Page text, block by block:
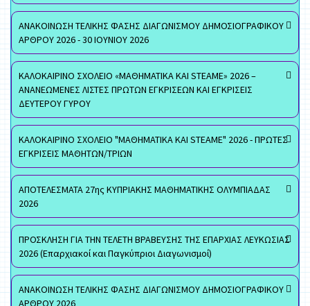
ΑΝΑΚΟΙΝΩΣΗ ΤΕΛΙΚΗΣ ΦΑΣΗΣ ΔΙΑΓΩΝΙΣΜΟΥ ΔΗΜΟΣΙΟΓΡΑΦΙΚΟΥ
ΑΡΘΡΟΥ 2026 - 30 ΙΟΥΝΙΟΥ 2026
ΚΑΛΟΚΑΙΡΙΝΟ ΣΧΟΛΕΙΟ «ΜΑΘΗΜΑΤΙΚΑ ΚΑΙ STEAME» 2026 –
ΑΝΑΝΕΩΜΕΝΕΣ ΛΙΣΤΕΣ ΠΡΩΤΩΝ ΕΓΚΡΙΣΕΩΝ ΚΑΙ ΕΓΚΡΙΣΕΙΣ
ΔΕΥΤΕΡΟΥ ΓΥΡΟΥ
ΚΑΛΟΚΑΙΡΙΝΟ ΣΧΟΛΕΙΟ "ΜΑΘΗΜΑΤΙΚΑ ΚΑΙ STEAME" 2026 - ΠΡΩΤΕΣ
ΕΓΚΡΙΣΕΙΣ ΜΑΘΗΤΩΝ/ΤΡΙΩΝ
ΑΠΟΤΕΛΕΣΜΑΤΑ 27ης ΚΥΠΡΙΑΚΗΣ ΜΑΘΗΜΑΤΙΚΗΣ ΟΛΥΜΠΙΑΔΑΣ
2026
ΠΡΟΣΚΛΗΣΗ ΓΙΑ ΤΗΝ ΤΕΛΕΤΗ ΒΡΑΒΕΥΣΗΣ ΤΗΣ ΕΠΑΡΧΙΑΣ ΛΕΥΚΩΣΙΑΣ
2026 (Επαρχιακοί και Παγκύπριοι Διαγωνισμοί)
ΑΝΑΚΟΙΝΩΣΗ ΤΕΛΙΚΗΣ ΦΑΣΗΣ ΔΙΑΓΩΝΙΣΜΟΥ ΔΗΜΟΣΙΟΓΡΑΦΙΚΟΥ
ΑΡΘΡΟΥ 2026